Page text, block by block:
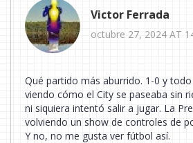
Victor Ferrada
octubre 27, 2024 AT
Qué partido más aburrido. 1-0 y
viendo cómo el City se paseaba sin
ni siquiera intentó salir a jugar. La
volviendo un show de controles de
Y no, no me gusta ver fútbol así.